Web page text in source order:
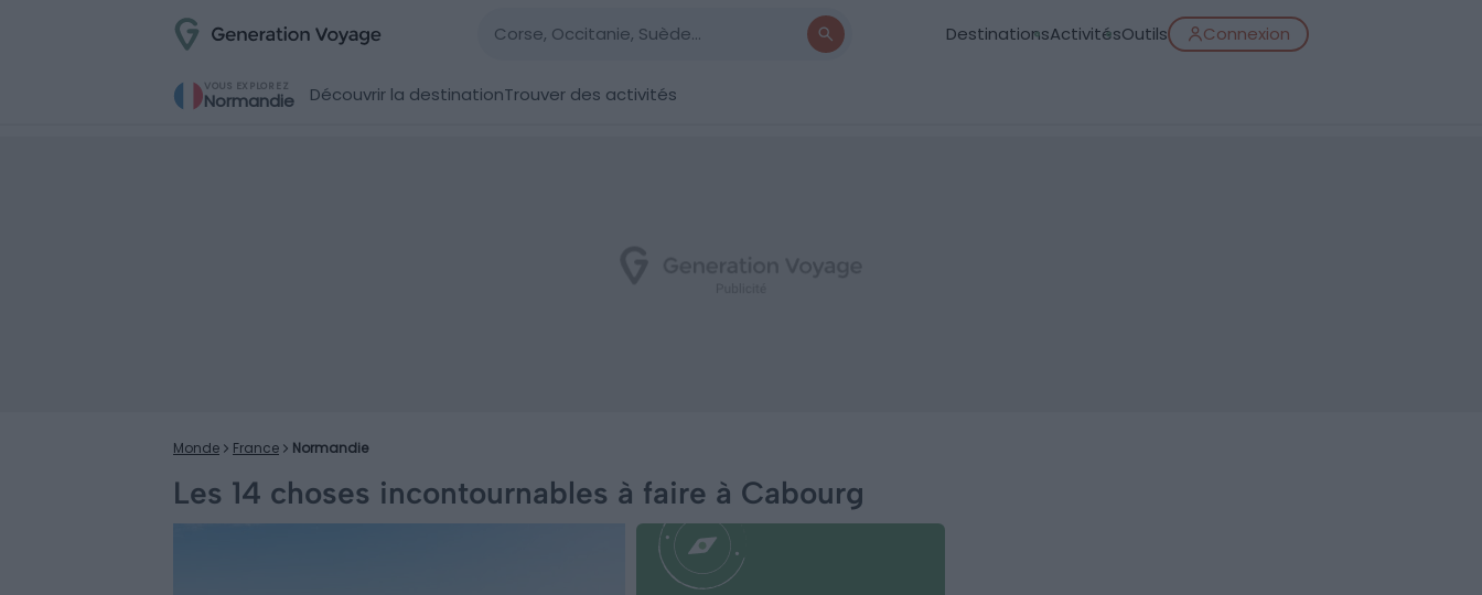
DestinationsActivitésOutils Connexion
VOUS EXPLOREZ
Normandie Découvrir la destinationTrouver des activités
Monde France Normandie
Les 14 choses incontournables à faire à Cabourg